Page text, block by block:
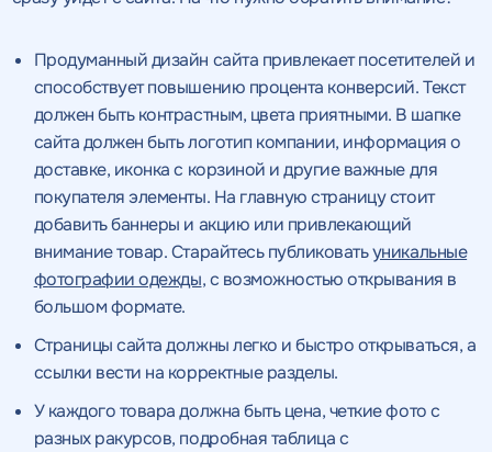
Продуманный дизайн сайта привлекает посетителей и
способствует повышению процента конверсий. Текст
должен быть контрастным, цвета приятными. В шапке
сайта должен быть логотип компании, информация о
доставке, иконка с корзиной и другие важные для
покупателя элементы. На главную страницу стоит
добавить баннеры и акцию или привлекающий
внимание товар. Старайтесь публиковатьуникальные
фотографии одежды, с возможностью открывания в
большом формате.
Страницы сайта должны легко и быстро открываться, а
ссылки вести на корректные разделы.
У каждого товара должна быть цена, четкие фото с
разных ракурсов, подробная таблица с